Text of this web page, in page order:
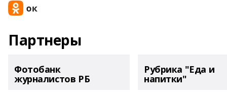
Партнеры
Фотобанк
журналистов РБ
Рубрика "Еда и
напитки"